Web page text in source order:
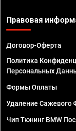
Правовая
Договор-Оферта
Политика
Персональных
Формы Оплаты
Удаление Сажевого
Чип Тюнинг BMW